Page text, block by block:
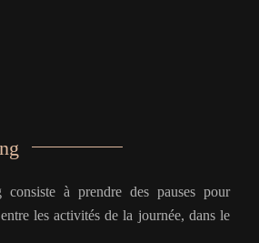
à prendre des pauses pour
les activités de la journée, dans le